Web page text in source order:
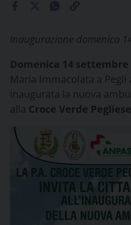
Inaugurazione domenica
Domenica 14 settembre
Maria Immacolata a Pegli
inaugurata la nuova
alla Croce Verde Pegliese